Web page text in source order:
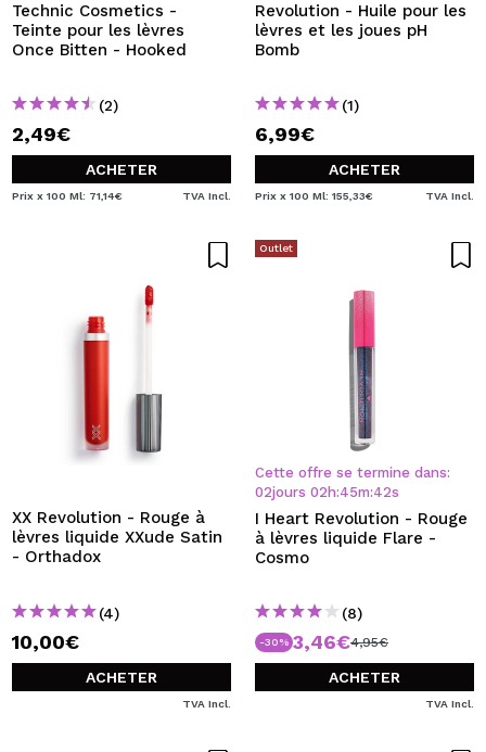
Technic Cosmetics -
Teinte pour les lèvres
Once Bitten - Hooked
(2)
2,49€
ACHETER
Prix x 100 Ml: 71,14€ TVA Incl.
Revolution - Huile pour les
lèvres et les joues pH
Bomb
(1)
6,99€
ACHETER
Prix x 100 Ml: 155,33€ TVA Incl.
XX Revolution - Rouge à
lèvres liquide XXude Satin
- Orthadox
(4)
10,00€
ACHETER
TVA Incl.
Outlet
Cette offre se termine dans:
02jours 02 h:45m:42s
I Heart Revolution - Rouge
à lèvres liquide Flare -
Cosmo
(8)
-30% 3,46€4,95€
ACHETER
TVA Incl.